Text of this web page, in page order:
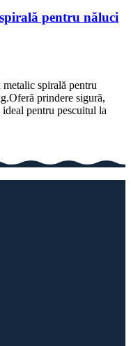
pentru năluci
spirală pentru
prindere sigură,
pentru pescuitul la